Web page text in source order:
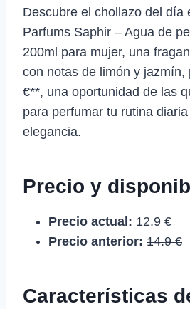
Descubre el chollazo del día
Parfums Saphir – Agua de
200ml para mujer, una
con notas de limón y jazmín,
€**, una oportunidad de las
para perfumar tu rutina
elegancia.
Precio y
Precio actual: 12.9 €
Precio anterior: 14.9 €
Características